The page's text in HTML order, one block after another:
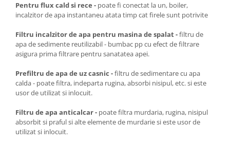
Pentru flux cald si rece - poate fi conectat la un, boiler,
incalzitor de apa instantaneu atata timp cat firele sunt potrivite
Filtru incalzitor de apa pentru masina de spalat -filtru de
apa de sedimente reutilizabil - bumbac pp cu efect de filtrare
asigura prima filtrare pentru sanatatea apei.
Prefiltru de apa de uz casnic -filtru de sedimentare cu apa
calda - poate filtra, indeparta rugina, absorbi nisipul, etc. si este
usor de utilizat si inlocuit.
Filtru de apa anticalcar - poate filtra murdaria, rugina, nisipul
absorbit si praful si alte elemente de murdarie si este usor de
utilizat si inlocuit.